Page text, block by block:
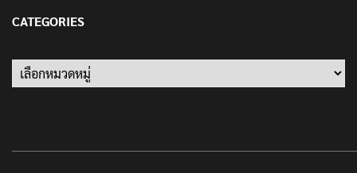
CATEGORIES
Categories